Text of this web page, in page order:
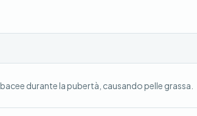
durante la pubertà, causando pelle grassa.